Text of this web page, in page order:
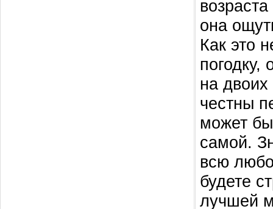
она
Как это
погодку,
на двоих
честны
может
самой.
всю
будете
лучшей